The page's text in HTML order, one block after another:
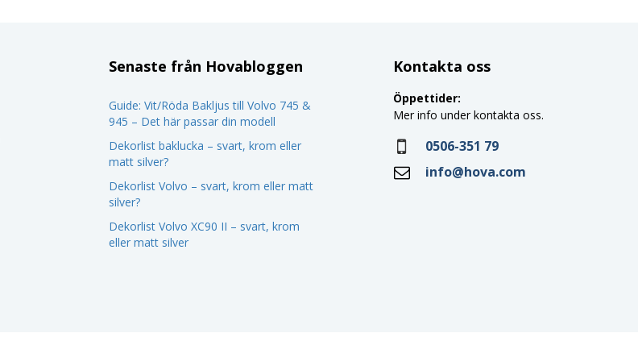
Senaste från Hovabloggen
Guide: Vit/Röda Bakljus till Volvo 745 &
945 – Det här passar din modell
Dekorlist baklucka – svart, krom eller
matt silver?
Dekorlist Volvo – svart, krom eller matt
silver?
Dekorlist Volvo XC90 II – svart, krom
eller matt silver
Kontakta oss
Öppettider:
Mer info under kontakta oss.
0506-351 79
info@hova.com